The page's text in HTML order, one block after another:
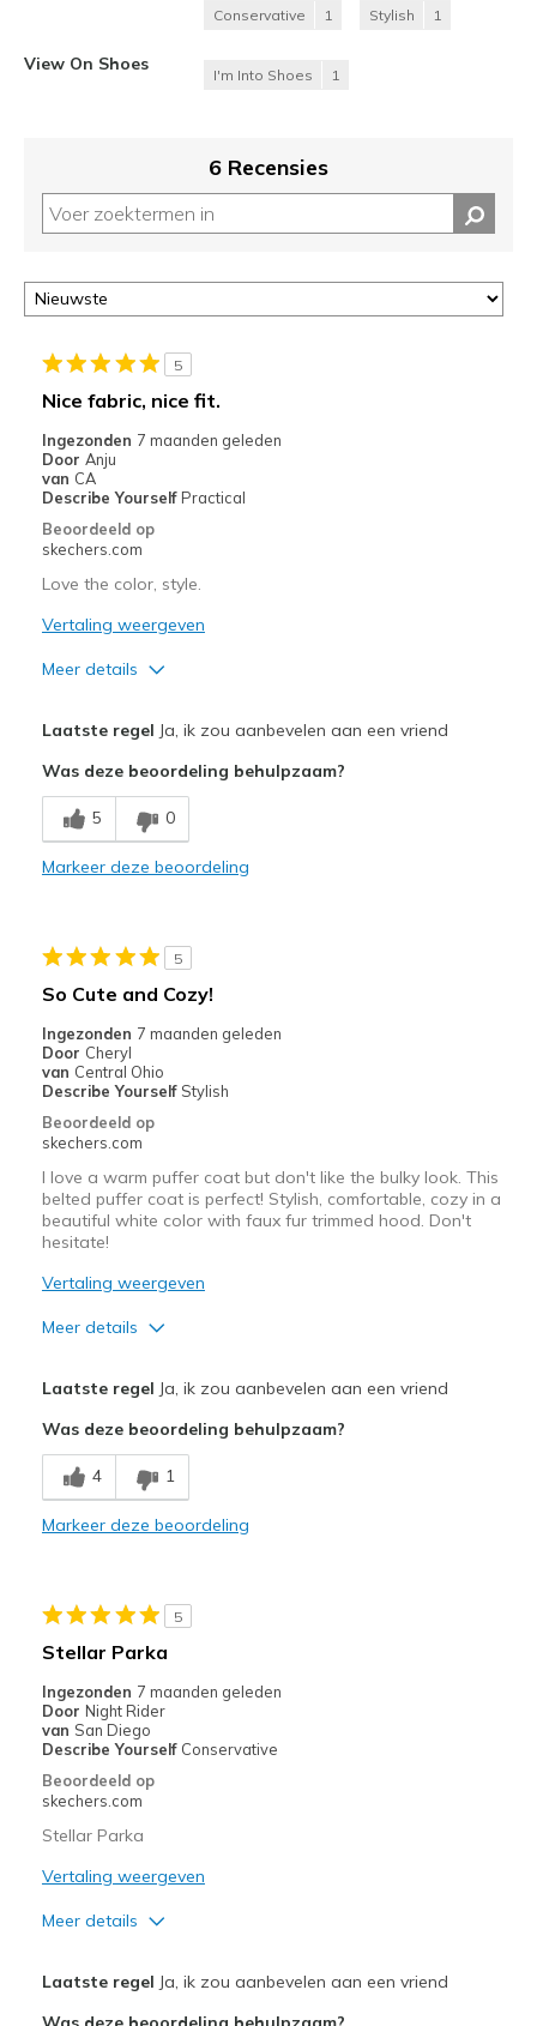
Conservative 1 Stylish 1
View On Shoes
I'm Into Shoes 1
6 Recensies
5
Nice fabric, nice fit.
Ingezonden 7 maanden geleden
Door Anju
van CA
Describe Yourself Practical
Beoordeeld op
skechers.com
Love the color, style.
Vertaling weergeven
Meer details
Breathe Well
Comfortable
Beste toepassingen
Travel
Width
Sizing
View On Shoes
I'm Into Shoes
Laatste regel Ja, ik zou aanbevelen aan een vriend
Was deze beoordeling behulpzaam?
5 0
Markeer deze beoordeling
5
So Cute and Cozy!
Ingezonden 7 maanden geleden
Door Cheryl
van Central Ohio
Describe Yourself Stylish
Beoordeeld op
skechers.com
I love a warm puffer coat but don't like the bulky look. This
belted puffer coat is perfect! Stylish, comfortable, cozy in a
beautiful white color with faux fur trimmed hood. Don't
hesitate!
Vertaling weergeven
Meer details
Comfortable
Durable
Casual Wear
Sizing
Laatste regel Ja, ik zou aanbevelen aan een vriend
Was deze beoordeling behulpzaam?
4 1
Markeer deze beoordeling
5
Stellar Parka
Ingezonden 7 maanden geleden
Door Night Rider
van San Diego
Describe Yourself Conservative
Beoordeeld op
skechers.com
Stellar Parka
Vertaling weergeven
Meer details
Laatste regel Ja, ik zou aanbevelen aan een vriend